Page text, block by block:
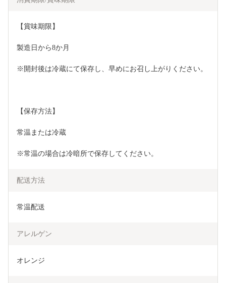
【賞味期限】
製造日から8か月
※開封後は冷蔵にて保存し、早めにお召し上がりください。
【保存方法】
常温または冷蔵
※常温の場合は冷暗所で保存してください。
配送方法
常温配送
アレルゲン
オレンジ